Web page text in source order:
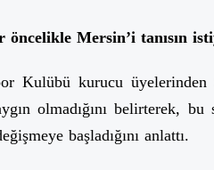
öncelikle Mersin’i tanısın
Kulübü kurucu üyelerinden
olmadığını belirterek,
başladığını anlattı.